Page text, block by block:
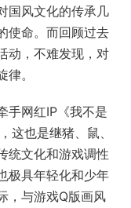
国风文化的传承几
使命。而回顾过去
动，不难发现，对
。
手网红IP《我不是
这也是继猪、鼠、
统文化和游戏调性
极具年轻化和少年
，与游戏Q版画风